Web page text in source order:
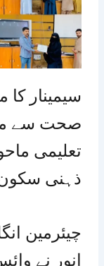
سیمینار
صحت سے
تعلیمی
ذہنی سکون
چیئرمین
انور نے